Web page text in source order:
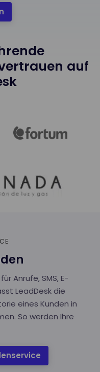
auf
Anrufe, SMS, E-
LeadDesk die
eines Kunden in
So werden Ihre